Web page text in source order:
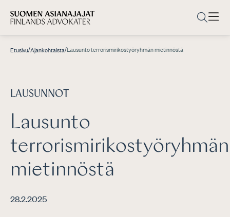
Etusivu/Ajankohtaista/Lausunto terrorismirikostyöryhmän mietinnöstä
LAUSUNNOT
Lausunto
terrorismirikostyöryhmän
mietinnöstä
28.2.2025